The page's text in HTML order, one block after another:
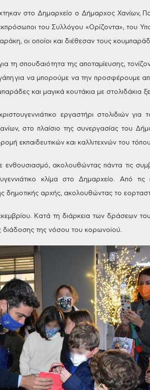
στο Δημαρχείο ο ΔήμαρχοςΧανίων,
του Συλλόγου «Ορίζοντα», του
οι οποίοι και διέθεσαν τους
τη σπουδαιότητα της αποταμίευσης,
για να μπορούμε να την προσφέρουμε
και μαγικά κουτάκια με στολιδάκια
εργαστήρι στολιδιών για
στο πλαίσιο της συνεργασίας του
εκπαιδευτικών και καλλιτεχνών του
ενθουσιασμό, ακολουθώντας πάντα τις
κλίμα στο Δημαρχείο. Από τις
δημοτικής αρχής, ακολουθώντας το
Κατά τη διάρκεια των δράσεων
της νόσου του κορωνοϊού.